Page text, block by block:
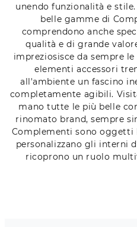
unendo funzionalità e
belle gamme di
comprendono anche
qualità e di grande
impreziosisce da sempre
elementi accessori
all'ambiente un fascino
completamente agibili.
mano tutte le più belle
rinomato brand, sempre
Complementi sono oggetti
personalizzano gli interni
ricoprono un ruolo